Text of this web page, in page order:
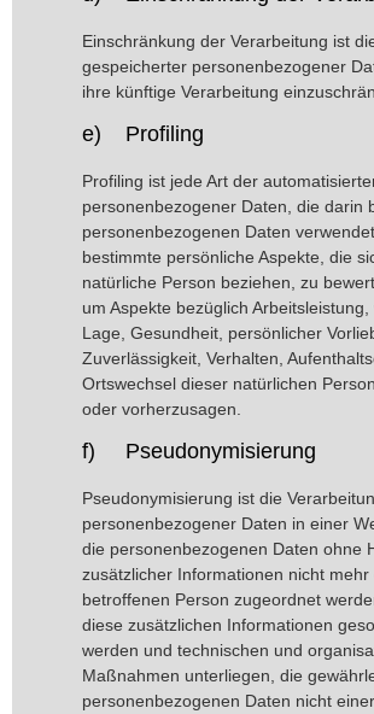
Einschränkung der Verarbeitung ist
gespeicherter personenbezogener
ihre künftige Verarbeitung
e) Profiling
Profiling ist jede Art der
personenbezogener Daten, die darin
personenbezogenen Daten
bestimmte persönliche Aspekte, die
natürliche Person beziehen, zu
um Aspekte bezüglich
Lage, Gesundheit, persönlicher
Zuverlässigkeit, Verhalten,
Ortswechsel dieser natürlichen
oder vorherzusagen.
f) Pseudonymisierung
Pseudonymisierung ist die
personenbezogener Daten in einer
die personenbezogenen Daten ohne
zusätzlicher Informationen nicht
betroffenen Person zugeordnet
diese zusätzlichen Informationen
werden und technischen und
Maßnahmen unterliegen, die
personenbezogenen Daten nicht